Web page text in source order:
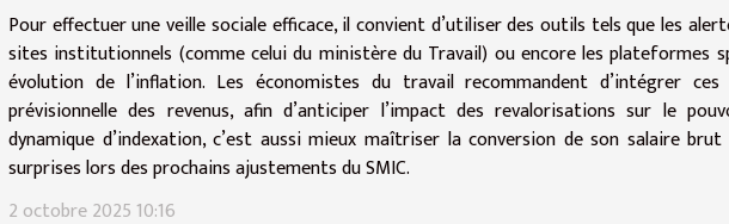
Pour effectuer une veille sociale efficace, il convient d’utiliser des outils tels que les
sites institutionnels (comme celui du ministère du Travail) ou encore les plateformes
évolution de l’inflation. Les économistes du travail recommandent d’intégrer
prévisionnelle des revenus, afin d’anticiper l’impact des revalorisations sur le
dynamique d’indexation, c’est aussi mieux maîtriser la conversion de son salaire
surprises lors des prochains ajustements du SMIC.
2 octobre 2025 10:16